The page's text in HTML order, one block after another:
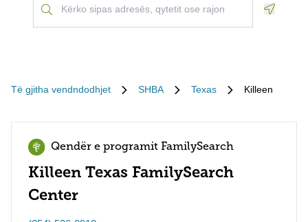
Të gjitha vendndodhjet SHBA Texas Killeen
Qendër e programit FamilySearch
Killeen Texas FamilySearch
Center